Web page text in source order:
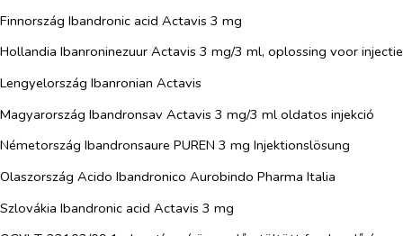
Finnország Ibandronic acid Actavis 3 mg
Hollandia Ibanroninezuur Actavis 3 mg/3 ml, oplossing voor injectie
Lengyelország Ibanronian Actavis
Magyarország Ibandronsav Actavis 3 mg/3 ml oldatos injekció
Németország Ibandronsaure PUREN 3 mg Injektionslösung
Olaszország Acido Ibandronico Aurobindo Pharma Italia
Szlovákia Ibandronic acid Actavis 3 mg